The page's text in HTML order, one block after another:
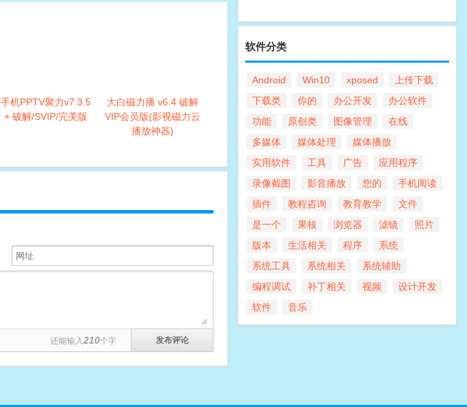
手机PPTV聚力v7.3.5
+ 破解/SVIP/完美版
大白磁力播 v6.4 破解
VIP会员版(影视磁力云
播放神器)
还能输入210个字
软件分类
Android Win10 xposed
上传下载
下载类
你的 办公开发
办公软件
功能
原创类 图像管理
在线
多媒体
媒体处理
媒体播放
实用软件
工具 广告
应用程序
录像截图
影音播放 您的
手机阅读
插件
教程咨询 教育教学
文件
是一个
果核 浏览器 滤镜
照片
版本
生活相关 程序
系统
系统工具
系统相关
系统辅助
编程调试
补丁相关 视频
设计开发
软件
音乐